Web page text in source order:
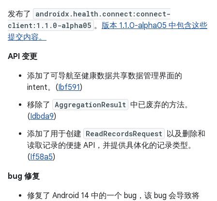
发布了
androidx.health.connect:connect-
client:1.1.0-alpha05 。 版本 1.1.0-alpha05 中包含这些
提交内容。
API 变更
添加了可导航至健康数据共享数据管理界面的
intent。(Ibf591)
移除了 AggregationResult 中已废弃的方法。
(Idbda9)
添加了用于创建 ReadRecordsRequest 以及删除和
读取记录的便捷 API，并提供具体化的记录类型。
(If58a5)
bug 修复
修复了 Android 14 中的一个 bug，该 bug 会导致将